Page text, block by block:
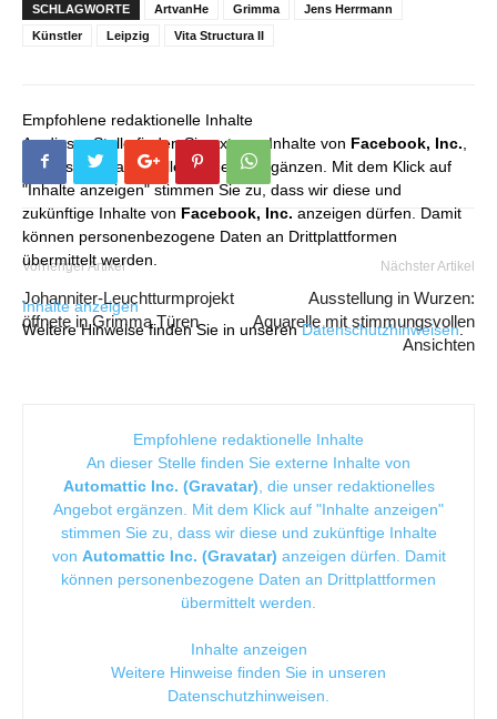
SCHLAGWORTE ArtvanHe Grimma
Jens Herrmann
Künstler
Leipzig Vita Structura II
Empfohlene redaktionelle Inhalte
An dieser Stelle finden Sie externe Inhalte von Facebook, Inc.
die unser redaktionelles Angebot ergänzen. Mit dem Klick auf
"Inhalte anzeigen" stimmen Sie zu, dass wir diese und
zukünftige Inhalte von Facebook, Inc. anzeigen dürfen. Damit
können personenbezogene Daten an Drittplattformen
übermittelt werden.
Inhalte anzeigen
Weitere Hinweise finden Sie in unserenDatenschutzhinweisen.
Vorheriger Artikel
Johanniter-Leuchtturmprojekt
öffnete in Grimma Türen
Nächster Artikel
Ausstellung in Wurzen:
Aquarelle mit stimmungsvollen
Ansichten
Empfohlene redaktionelle Inhalte
An dieser Stelle finden Sie externe Inhalte von
Automattic Inc. (Gravatar) , die unser redaktionelles
Angebot ergänzen. Mit dem Klick auf "Inhalte anzeigen"
stimmen Sie zu, dass wir diese und zukünftige Inhalte
von Automattic Inc. (Gravatar) anzeigen dürfen. Damit
können personenbezogene Daten an Drittplattformen
übermittelt werden.
Inhalte anzeigen
Weitere Hinweise finden Sie in unseren
Datenschutzhinweisen